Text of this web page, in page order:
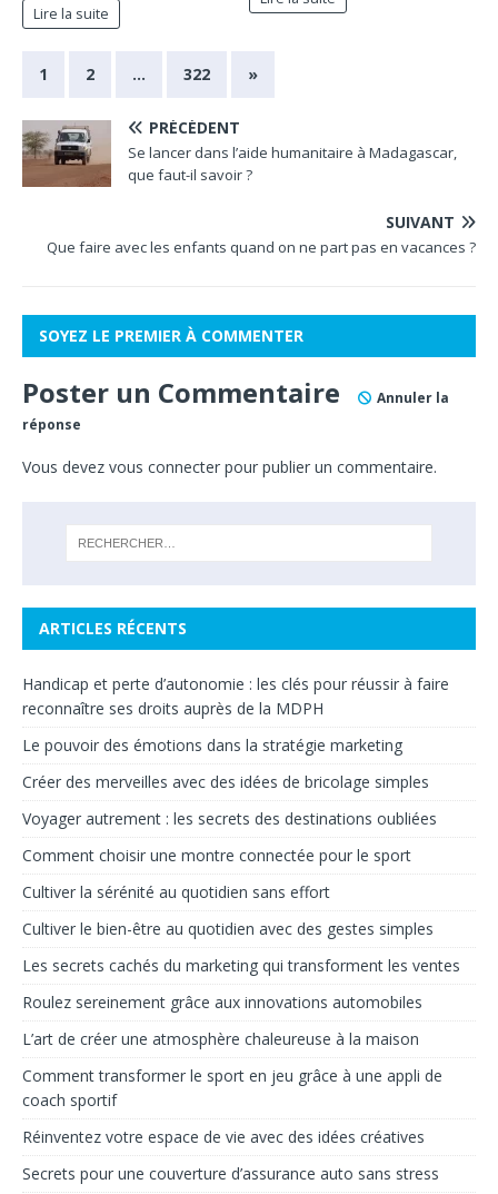
Lire la suite
1 2 … 322 »
PRÉCÉDENT
Se lancer dans l’aide humanitaire à Madagascar,
que faut-il savoir ?
SUIVANT
Que faire avec les enfants quand on ne part pas en vacances ?
SOYEZ LE PREMIER À COMMENTER
Poster un Commentaire
Annuler la
réponse
Vous devez vous connecter pour publier un commentaire.
ARTICLES RÉCENTS
Handicap et perte d’autonomie : les clés pour réussir à faire
reconnaître ses droits auprès de la MDPH
Le pouvoir des émotions dans la stratégie marketing
Créer des merveilles avec des idées de bricolage simples
Voyager autrement : les secrets des destinations oubliées
Comment choisir une montre connectée pour le sport
Cultiver la sérénité au quotidien sans effort
Cultiver le bien-être au quotidien avec des gestes simples
Les secrets cachés du marketing qui transforment les ventes
Roulez sereinement grâce aux innovations automobiles
L’art de créer une atmosphère chaleureuse à la maison
Comment transformer le sport en jeu grâce à une appli de
coach sportif
Réinventez votre espace de vie avec des idées créatives
Secrets pour une couverture d’assurance auto sans stress